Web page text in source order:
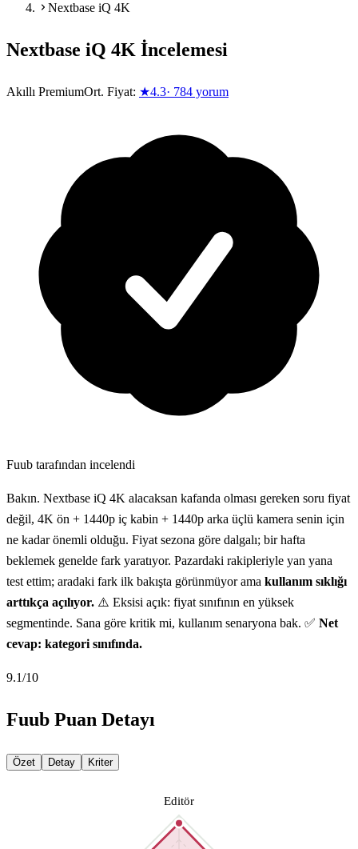
Nextbase iQ 4K
Nextbase iQ 4K İncelemesi
Akıllı PremiumOrt. Fiyat: ★4.3· 784 yorum
Fuub tarafından incelendi
Bakın. Nextbase iQ 4K alacaksan kafanda olması gereken soru fiyat
değil, 4K ön + 1440p iç kabin + 1440p arka üçlü kamera senin için
ne kadar önemli olduğu. Fiyat sezona göre dalgalı; bir hafta
beklemek genelde fark yaratıyor. Pazardaki rakipleriyle yan yana
test ettim; aradaki fark ilk bakışta görünmüyor ama kullanım sıklığı
arttıkça açılıyor. ⚠️ Eksisi açık: fiyat sınıfının en yüksek
segmentinde. Sana göre kritik mi, kullanım senaryona bak. ✅ Net
cevap: kategori sınıfında.
9.1/10
Fuub Puan Detayı
Özet Detay Kriter
Editör